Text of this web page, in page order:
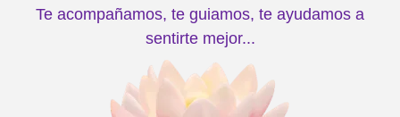
Te acompañamos, te guiamos, te ayudamos a
sentirte mejor...